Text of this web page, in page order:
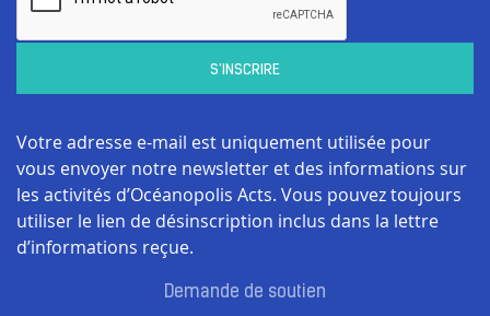
Votre adresse e-mail est uniquement utilisée pour
vous envoyer notre newsletter et des informations sur
les activités d’Océanopolis Acts. Vous pouvez toujours
utiliser le lien de désinscription inclus dans la lettre
d’informations reçue.
Demande de soutien